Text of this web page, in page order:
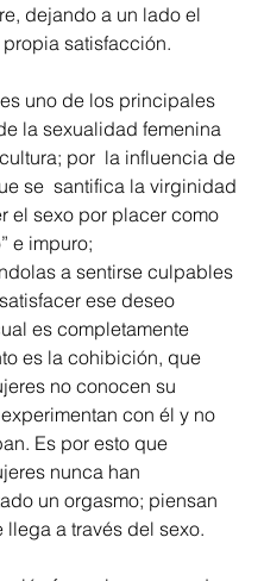
dejando a un lado el
satisfacción.
uno de los principales
la sexualidad femenina
por  la influencia de
se  santifica la virginidad
el sexo por placer como
e impuro;
a sentirse culpables
ese deseo
es completamente
es la cohibición, que
no conocen su
con él y no
Es por esto que
nunca han
un orgasmo; piensan
llega a través del sexo.